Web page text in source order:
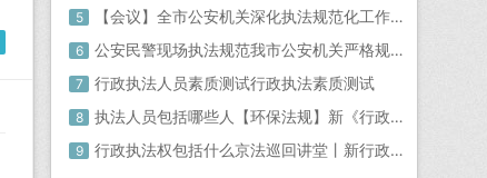
5 【会议】全市公安机关深化执法规范化工作暨法治公安建设现场会在阳新县公安局召开公安民警现场执法规范
6 公安民警现场执法规范我市公安机关严格规范执法 努力满足人民群众对公平正义的新期待
7 行政执法人员素质测试行政执法素质测试
8 执法人员包括哪些人【环保法规】新《行政处罚法》7 月15 日起施行生态环境执法人员注意啦！
9 行政执法权包括什么京法巡回讲堂丨新行政处罚法有哪些变化？法官为您解读亮点